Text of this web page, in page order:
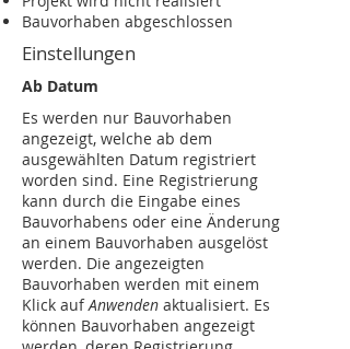
Bauvorhaben abgeschlossen
Einstellungen
Ab Datum
Es werden nur Bauvorhaben
angezeigt, welche ab dem
ausgewählten Datum registriert
worden sind. Eine Registrierung
kann durch die Eingabe eines
Bauvorhabens oder eine Änderung
an einem Bauvorhaben ausgelöst
werden. Die angezeigten
Bauvorhaben werden mit einem
Klick aufAnwenden aktualisiert. Es
können Bauvorhaben angezeigt